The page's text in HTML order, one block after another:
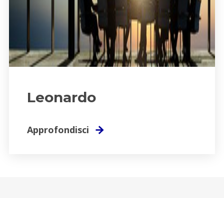
Leonardo
Approfondisci